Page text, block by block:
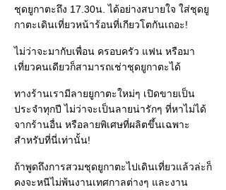
ชุดยูกาตะถึง 17.30น. ได้อย่างสบายใจ ใส่ชุดยู
กาตะเดินเที่ยวหน้าร้อนที่เกียวโตกันเถอะ!
ไม่ว่าจะมากับเพื่อน ครอบครัว แฟน หรือมา
เที่ยวคนเดียวก็สามารถเช่าชุดยูกาตะได้
ทางร้านเรามีลายยูกาตะใหม่ๆ เปิดขายเป็น
ประจำทุกปี ไม่ว่าจะเป็นลายน่ารักๆ ที่หาไม่ได้
จากร้านอื่น หรือลายพิเศษที่ผลิตขึ้นเฉพาะ
สำหรับที่นี่เท่านั้น!
ถ้าพูดถึงการสวมชุดยูกาตะไปเดินเที่ยวแล้วล่ะก็
คงจะหนีไม่พ้นงานเทศกาลต่างๆ และงาน